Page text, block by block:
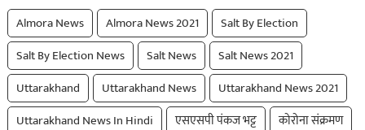
Almora News Almora News 2021
Salt By Election
Salt By Election News
Salt News
Salt News 2021
Uttarakhand
Uttarakhand News
Uttarakhand News 2021
Uttarakhand News In Hindi
एसएसपी पंकज भट्ट कोरोना संक्रमण